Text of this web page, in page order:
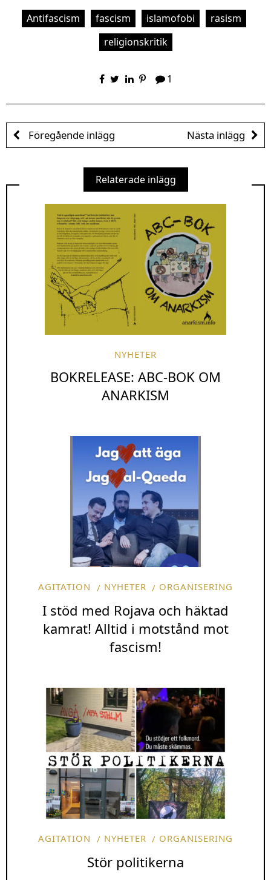
Antifascism fascism islamofobi
rasism
religionskritik
1
Föregående inlägg Nästa inlägg
Relaterade inlägg
NYHETER
BOKRELEASE: ABC-BOK OM
ANARKISM
AGITATION NYHETER ORGANISERING
I stöd med Rojava och häktad
kamrat! Alltid i motstånd mot
fascism!
AGITATION NYHETER ORGANISERING
Stör politikerna